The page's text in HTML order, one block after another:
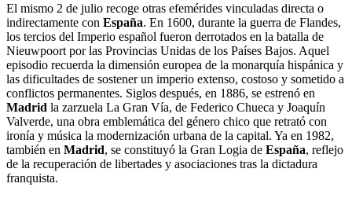
El mismo 2 de julio recoge otras efemérides vinculadas directa o
indirectamente con España. En 1600, durante la guerra de Flandes,
los tercios del Imperio español fueron derrotados en la batalla de
Nieuwpoort por las Provincias Unidas de los Países Bajos. Aquel
episodio recuerda la dimensión europea de la monarquía hispánica y
las dificultades de sostener un imperio extenso, costoso y sometido a
conflictos permanentes. Siglos después, en 1886, se estrenó en
Madrid la zarzuela La Gran Vía, de Federico Chueca y Joaquín
Valverde, una obra emblemática del género chico que retrató con
ironía y música la modernización urbana de la capital. Ya en 1982,
también en Madrid, se constituyó la Gran Logia de España, reflejo
de la recuperación de libertades y asociaciones tras la dictadura
franquista.